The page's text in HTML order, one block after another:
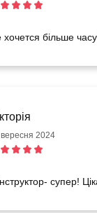
більше
2024
супер!